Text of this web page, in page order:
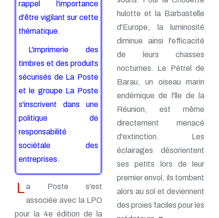
rappel l'importance
d'être vigilant sur cette
thématique.
L'imprimerie des
timbres et des produits
sécurisés de La Poste
et le groupe La Poste
s'inscrivent dans une
politique de
responsabilité
sociétale des
entreprises.
La Poste s'est
associée avec la LPO
pour la 4e édition de la
hulotte et la Barbastelle
d'Europe, la luminosité
diminue ainsi l'efficacité
de leurs chasses
nocturnes. Le Pétrel de
Barau, un oiseau marin
endémique de l'île de la
Réunion, est même
directement menacé
d'extinction. Les
éclairages désorientent
ses petits lors de leur
premier envol, ils tombent
alors au sol et deviennent
des proies faciles pour les